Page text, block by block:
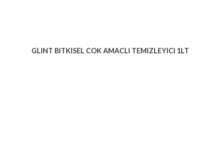
GLINT BITKISEL COK AMACLI TEMIZLEYICI 1LT